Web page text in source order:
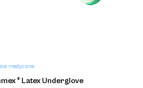
medyczne
® Latex Underglove